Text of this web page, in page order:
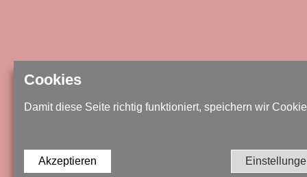
Cookies
Damit diese Seite richtig funktioniert, speichern wir
Akzeptieren